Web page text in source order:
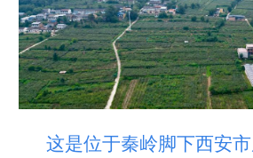
这是位于秦岭脚下西安市